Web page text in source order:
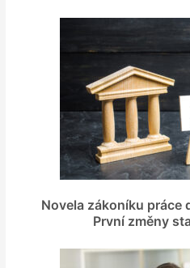
Novela zákoníku práce
První změny